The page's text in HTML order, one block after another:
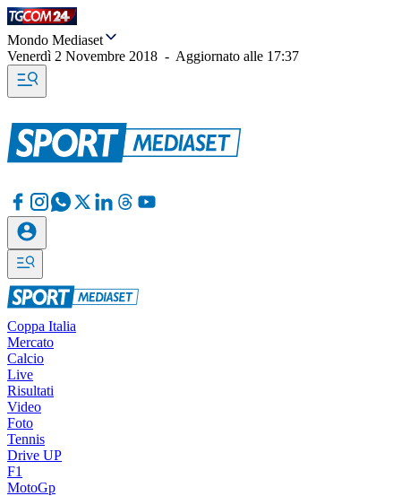
Mondo Mediaset
Venerdì 2 Novembre 2018 - Aggiornato alle 17:37
Coppa Italia
Mercato
Calcio
Live
Risultati
Video
Foto
Tennis
Drive UP
F1
MotoGp